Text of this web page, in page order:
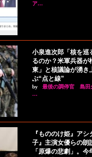
ア…
小泉進次郎「核を巡
るのか？米軍兵器が
東」と核議論が湧き
ぶ“点と線”
by
最後の調停官 島田
…
『もののけ姫』ア
子』主演女優らの朗
「原爆の悲劇」。